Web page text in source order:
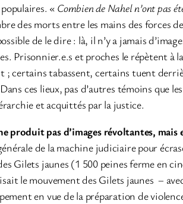
« Combien de Nahel n’ont pas
des morts entre les mains des forces
de le dire : là, il n’y a jamais
Prisonnier.e.s et proches le répètent
certains tabassent, certains tuent
ces lieux, pas d’autres témoins que
et acquittés par la justice.
produit pas d’images révoltantes,
de la machine judiciaire pour
Gilets jaunes (1 500 peines ferme en
le mouvement des Gilets jaunes –
en vue de la préparation de